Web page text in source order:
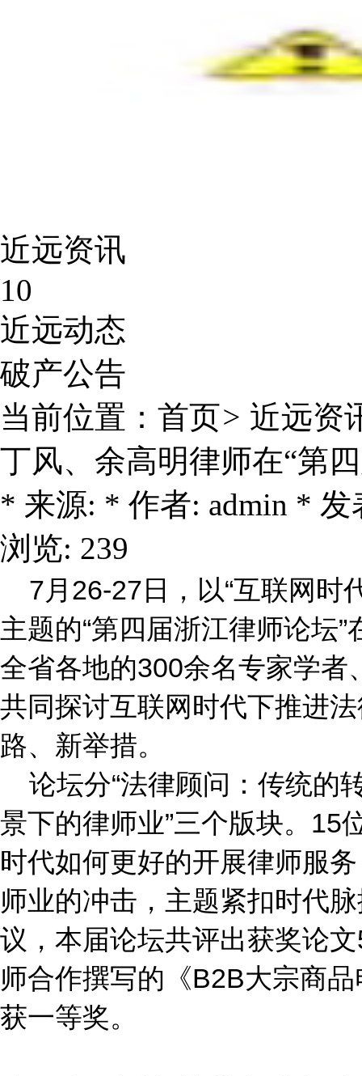
近远资讯
10
近远动态
破产公告
当前位置： 首页> 近远资
丁风、余高明律师在“第
* 来源: * 作者: admin * 发
浏览: 239
7月26-27日，以“互联网时
主题的“第四届浙江律师论坛
全省各地的300余名专家学
共同探讨互联网时代下推进
路、新举措。
论坛分“法律顾问：传统的
景下的律师业”三个版块。15
时代如何更好的开展律师服
师业的冲击，主题紧扣时代
议，本届论坛共评出获奖论
师合作撰写的《B2B大宗商
获一等奖。